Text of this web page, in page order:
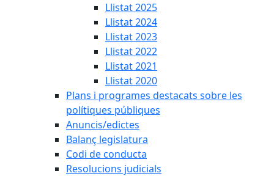
Llistat 2025
Llistat 2024
Llistat 2023
Llistat 2022
Llistat 2021
Llistat 2020
Plans i programes destacats sobre les
polítiques públiques
Anuncis/edictes
Balanç legislatura
Codi de conducta
Resolucions judicials